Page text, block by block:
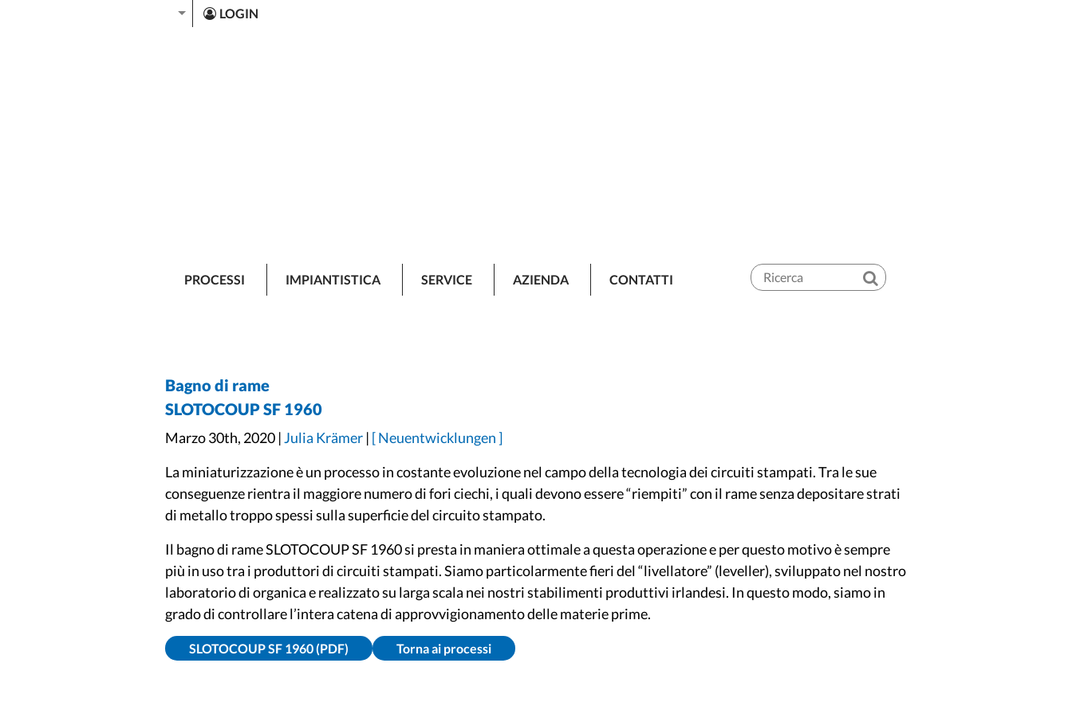
LOGIN
PROCESSI IMPIANTISTICA SERVICE AZIENDA CONTATTI
Bagno di rame
SLOTOCOUP SF 1960
Marzo 30th, 2020 |Julia Krämer | [ Neuentwicklungen ]
La miniaturizzazione è un processo in costante evoluzione nel campo della tecnologia dei circuiti stampati. Tra le sue
conseguenze rientra il maggiore numero di fori ciechi, i quali devono essere “riempiti” con il rame senza depositare strati
di metallo troppo spessi sulla superficie del circuito stampato.
Il bagno di rame SLOTOCOUP SF 1960 si presta in maniera ottimale a questa operazione e per questo motivo è sempre
più in uso tra i produttori di circuiti stampati. Siamo particolarmente fieri del “livellatore” (leveller), sviluppato nel nostro
laboratorio di organica e realizzato su larga scala nei nostri stabilimenti produttivi irlandesi. In questo modo, siamo in
grado di controllare l’intera catena di approvvigionamento delle materie prime.
SLOTOCOUP SF 1960 (PDF) Torna ai processi